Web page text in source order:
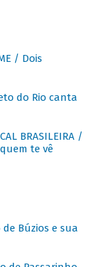
/ Dois
do Rio canta
BRASILEIRA /
te vê
de Búzios e sua